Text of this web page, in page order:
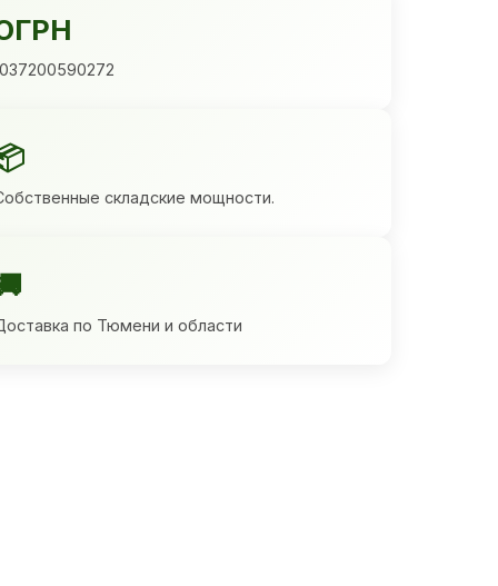
складские мощности.
по Тюмени и области